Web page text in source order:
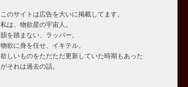
このサイトは広告を大いに掲載してます。
私は、物欲星の宇宙人。
韻を踏まない、ラッパー。
物欲に身を任せ、イキテル。
欲しいものをただただ更新していた時期もあった
がそれは過去の話。